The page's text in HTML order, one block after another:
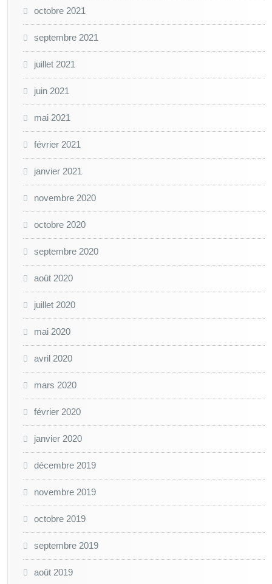
octobre 2021
septembre 2021
juillet 2021
juin 2021
mai 2021
février 2021
janvier 2021
novembre 2020
octobre 2020
septembre 2020
août 2020
juillet 2020
mai 2020
avril 2020
mars 2020
février 2020
janvier 2020
décembre 2019
novembre 2019
octobre 2019
septembre 2019
août 2019